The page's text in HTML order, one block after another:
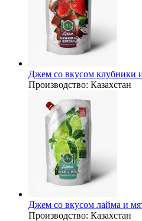
Джем со вкусом клубники
Производство: Казахстан
Джем со вкусом лайма и
Производство: Казахстан